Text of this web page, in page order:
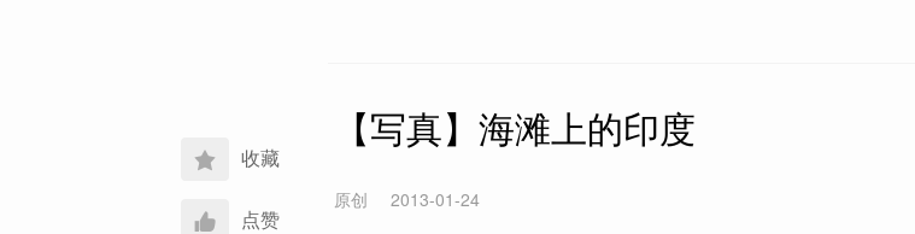
收藏
点赞
【写真】海滩上的印度
原创 2013-01-24